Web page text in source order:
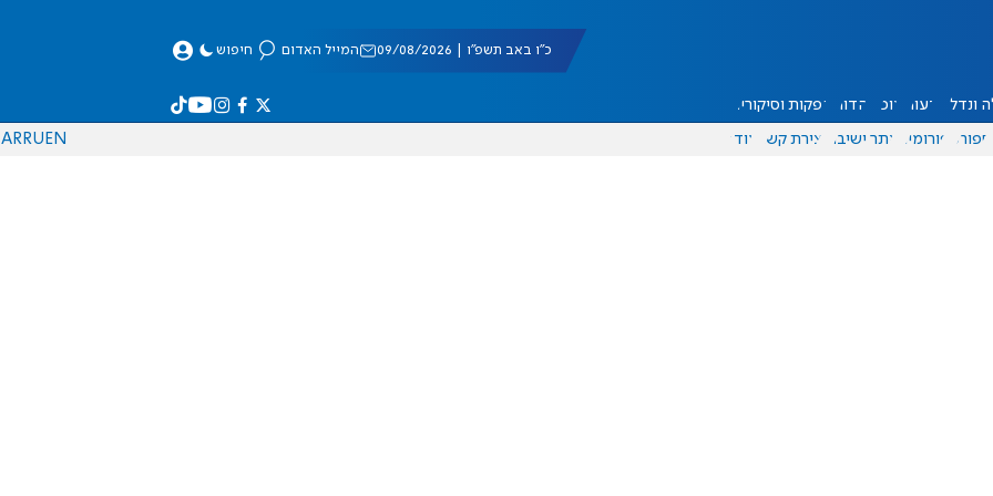
כ"ו באב תשפ"ו | 09/08/2026 המייל האדום חיפוש
ונדל"ן דעות אוכל יהדות הפקות וסיקורים
ספורט פורומים אתר ישיבה יצירת קשר עוד EN
RU
AR